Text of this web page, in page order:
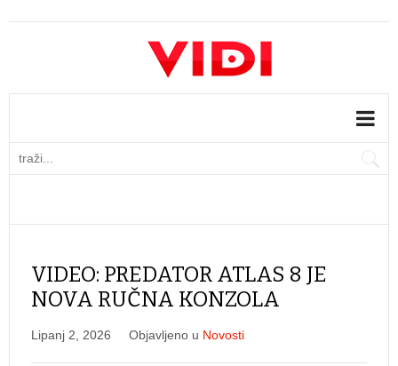
VIDEO: PREDATOR ATLAS 8 JE
NOVA RUČNA KONZOLA
Lipanj 2, 2026 Objavljeno u Novosti